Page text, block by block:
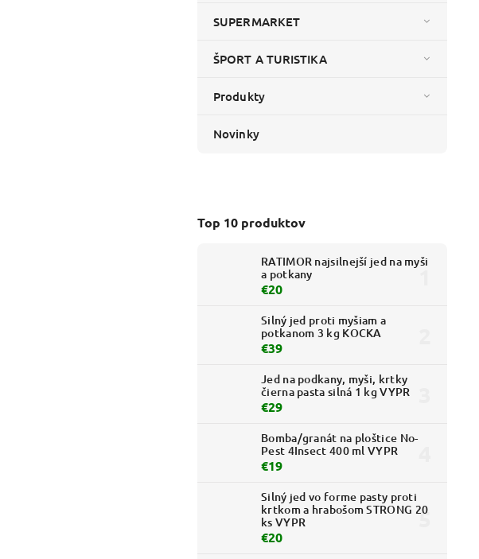
SUPERMARKET
ŠPORT A TURISTIKA
Produkty
Novinky
Top 10 produktov
RATIMOR najsilnejší jed na myši
a potkany
€20
Silný jed proti myšiam a
potkanom 3 kg KOCKA
€39
Jed na podkany, myši, krtky
čierna pasta silná 1 kg VYPR
€29
Bomba/granát na ploštice No-
Pest 4Insect 400 ml VYPR
€19
Silný jed vo forme pasty proti
krtkom a hrabošom STRONG 20
ks VYPR
€20